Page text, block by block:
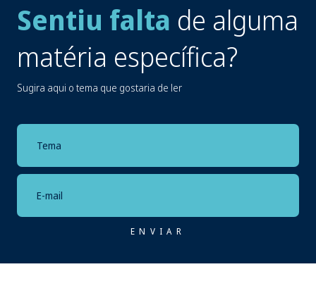
Sentiu falta de alguma
matéria específica?
Sugira aqui o tema que gostaria de ler